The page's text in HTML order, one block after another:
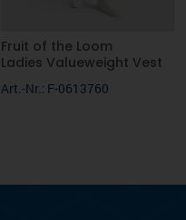
Fruit of the Loom
Ladies Valueweight Vest
Art.-Nr.: F-0613760